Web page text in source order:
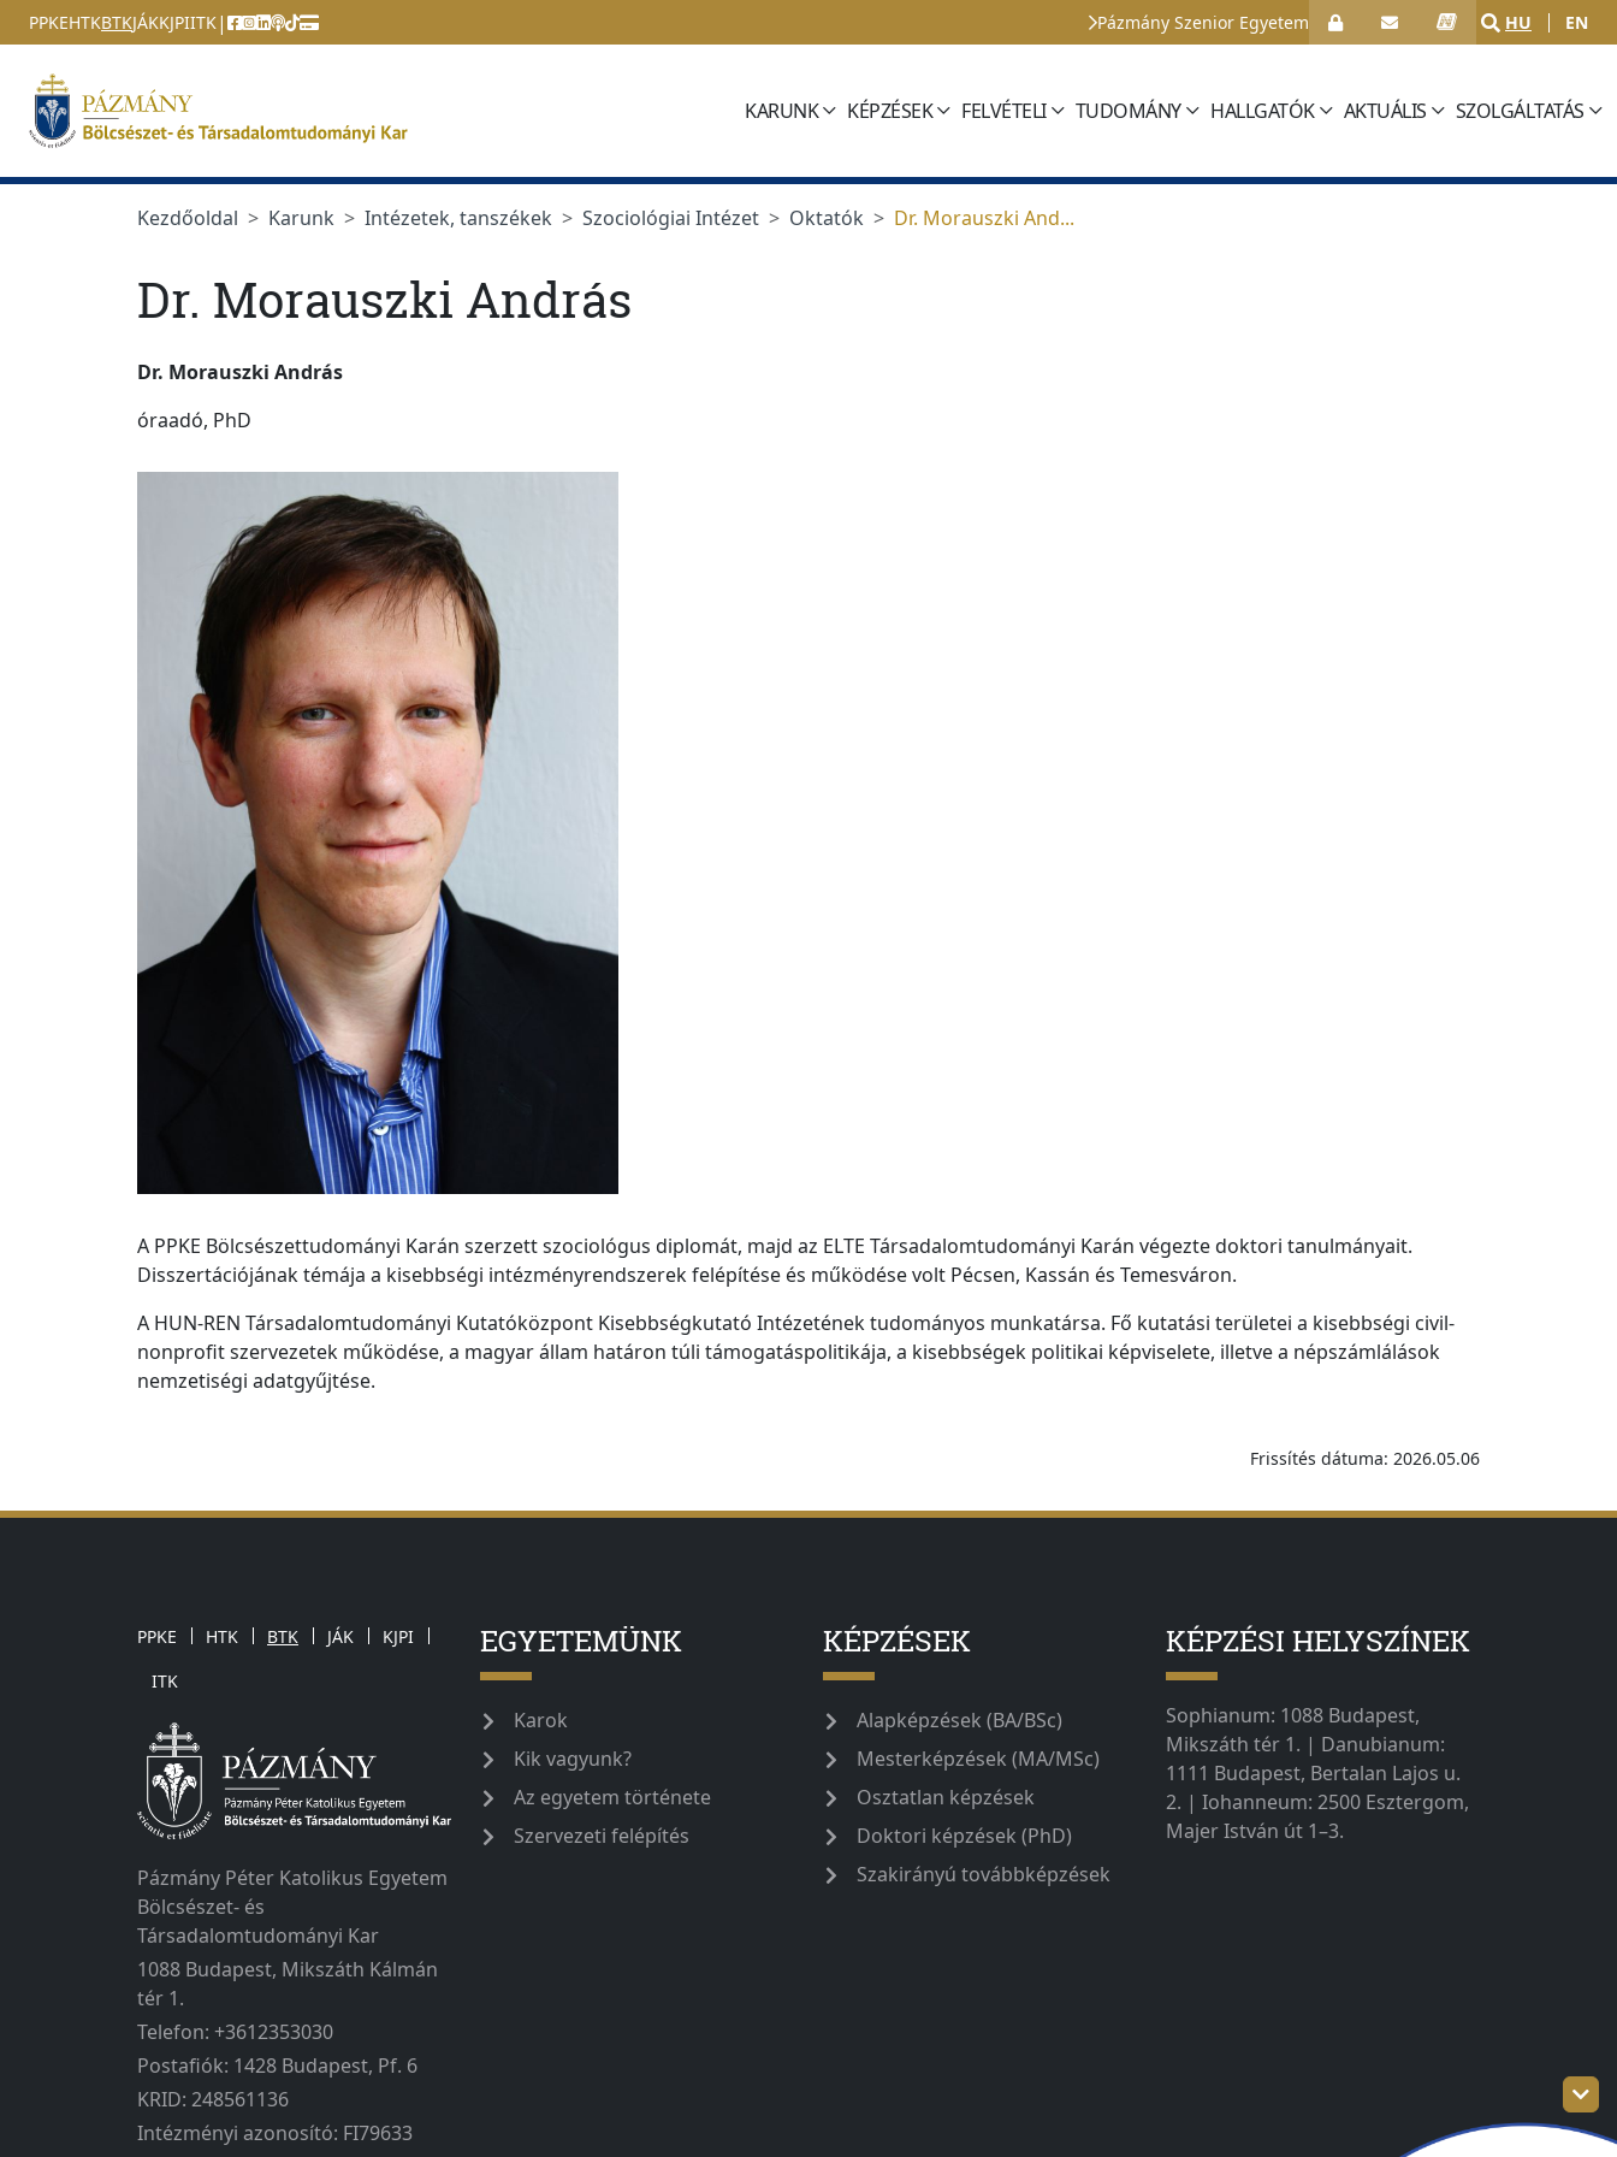
Ugrás a menüre
Ugrás a tartalomra
PPKEHTKBTKJÁKKJPIITK| Pázmány Szenior Egyetem HU EN
KARUNK KÉPZÉSEK FELVÉTELI TUDOMÁNY HALLGATÓK AKTUÁLIS SZOLGÁLTATÁS
Kezdőoldal Karunk Intézetek, tanszékek Szociológiai Intézet Oktatók Dr. Morauszki And...
Dr. Morauszki András
Dr. Morauszki András
óraadó, PhD
A PPKE Bölcsészettudományi Karán szerzett szociológus diplomát, majd az ELTE Társadalomtudományi Karán végezte doktori tanulmányait.
Disszertációjának témája a kisebbségi intézményrendszerek felépítése és működése volt Pécsen, Kassán és Temesváron.
A HUN-REN Társadalomtudományi Kutatóközpont Kisebbségkutató Intézetének tudományos munkatársa. Fő kutatási területei a kisebbségi civil-
nonprofit szervezetek működése, a magyar állam határon túli támogatáspolitikája, a kisebbségek politikai képviselete, illetve a népszámlálások
nemzetiségi adatgyűjtése.
Frissítés dátuma: 2026.05.06
PPKE HTK BTK JÁK
KJPI
ITK
Pázmány Péter Katolikus Egyetem
Bölcsészet- és
Társadalomtudományi Kar
1088 Budapest, Mikszáth Kálmán
tér 1.
Telefon: +3612353030
Postafiók: 1428 Budapest, Pf. 6
KRID: 248561136
Intézményi azonosító: FI79633
EGYETEMÜNK
Karok
Kik vagyunk?
Az egyetem története
Szervezeti felépítés
KÉPZÉSEK
Alapképzések (BA/BSc)
Mesterképzések (MA/MSc)
Osztatlan képzések
Doktori képzések (PhD)
Szakirányú továbbképzések
KÉPZÉSI HELYSZÍNEK
Sophianum: 1088 Budapest,
Mikszáth tér 1. | Danubianum:
1111 Budapest, Bertalan Lajos u.
2. | Iohanneum: 2500 Esztergom,
Majer István út 1–3.